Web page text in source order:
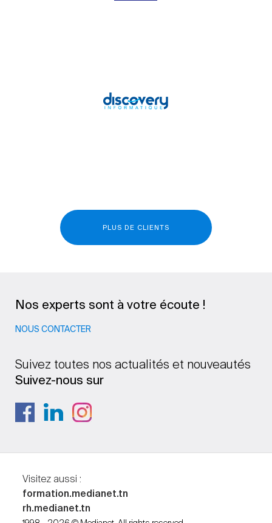
PLUS DE CLIENTS
Nos experts sont à votre écoute !
NOUS CONTACTER
Suivez toutes nos actualités et nouveautés
Suivez-nous sur
Visitez aussi :
formation.medianet.tn
rh.medianet.tn